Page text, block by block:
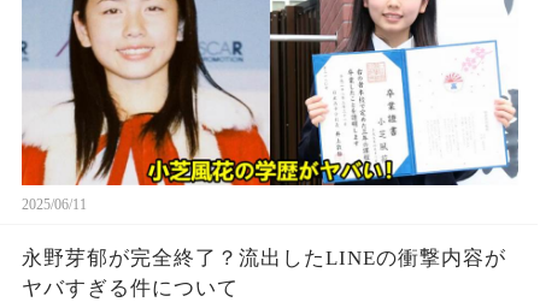
2025/06/11
永野芽郁が完全終了？流出したLINEの衝撃内容が
ヤバすぎる件について